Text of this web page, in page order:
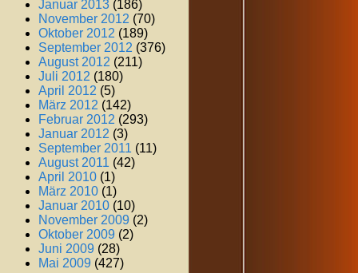
Januar 2013 (186)
November 2012 (70)
Oktober 2012 (189)
September 2012 (376)
August 2012 (211)
Juli 2012 (180)
April 2012 (5)
März 2012 (142)
Februar 2012 (293)
Januar 2012 (3)
September 2011 (11)
August 2011 (42)
April 2010 (1)
März 2010 (1)
Januar 2010 (10)
November 2009 (2)
Oktober 2009 (2)
Juni 2009 (28)
Mai 2009 (427)